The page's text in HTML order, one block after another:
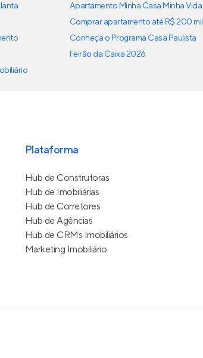
Apartamento Minha Casa Minha Vida
Comprar apartamento até R$ 200 mil
Conheça o Programa Casa Paulista
Feirão da Caixa 2026
Plataforma
Hub de Construtoras
Hub de Imobiliárias
Hub de Corretores
Hub de Agências
Hub de CRMs Imobiliários
Marketing Imobiliário